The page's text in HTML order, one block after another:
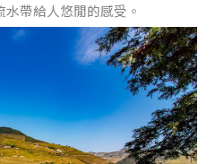
帶給人悠閒的感受。